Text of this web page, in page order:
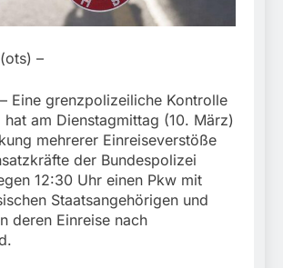
begleitet Fußballfans
3. August 2026
–
Eine grenzpolizeiliche Kontrolle
hat am Dienstagmittag (10. März)
mehrerer Einreiseverstöße
der Bundespolizei
12:30 Uhr einen Pkw mit
Staatsangehörigen und
deren Einreise nach